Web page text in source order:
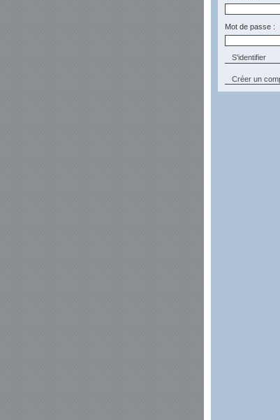
Mot de passe :
Créer un